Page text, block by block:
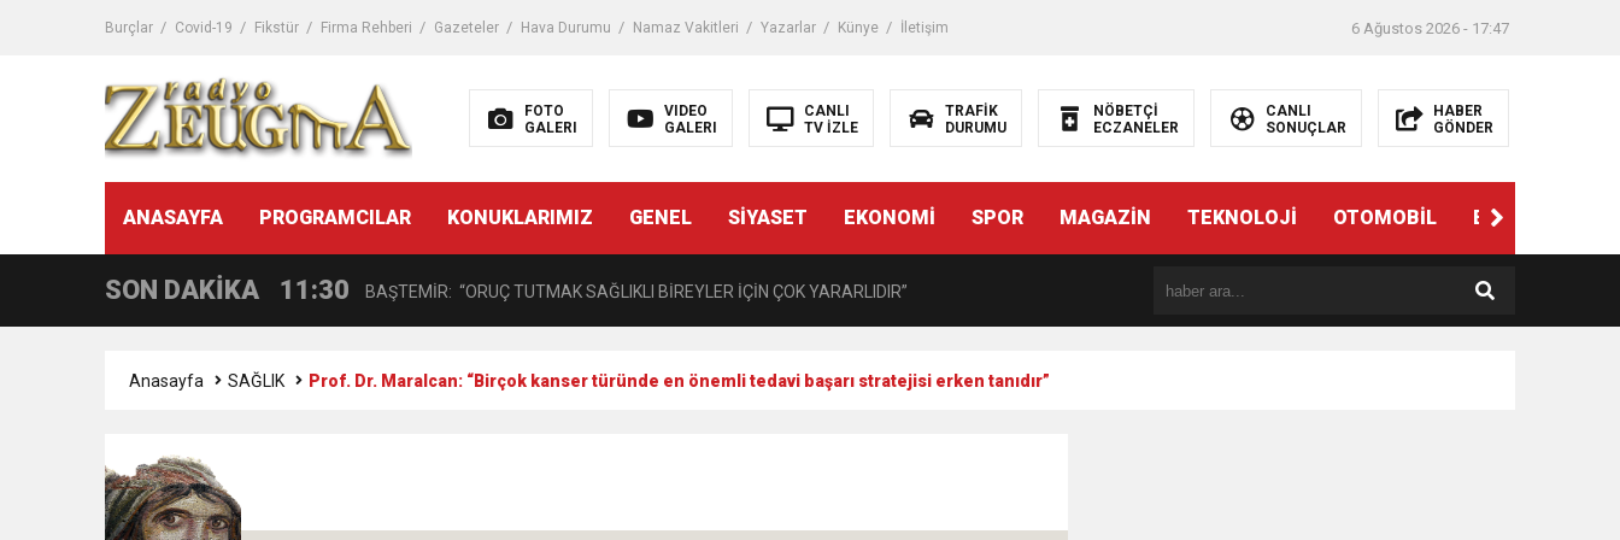
Burçlar Covid-19 Fikstür Firma Rehberi Gazeteler Hava Durumu Namaz Vakitleri Yazarlar Künye İletişim 6 Ağustos 2026 - 17:47
FOTO
GALERI
VIDEO
GALERI
CANLI
TV İZLE
TRAFİK
DURUMU
NÖBETÇİ
ECZANELER
CANLI
SONUÇLAR
HABER
GÖNDER
ANASAYFA PROGRAMCILAR KONUKLARIMIZ GENEL SİYASET EKONOMİ SPOR MAGAZİN TEKNOLOJİ OTOMOBİL EĞİTİM
SON DAKİKA
14:08 Gaziantep FK o yıldızı getiriyor
11:59 GÖĞÜS HASTALIKLARI UZMANINDAN LİSELİLERE BİLGİLENDİRME
11:30 BAŞTEMİR: “ORUÇ TUTMAK SAĞLIKLI BİREYLER İÇİN ÇOK YARARLIDIR”
Anasayfa SAĞLIK Prof. Dr. Maralcan: “Birçok kanser türünde en önemli tedavi başarı stratejisi erken tanıdır”